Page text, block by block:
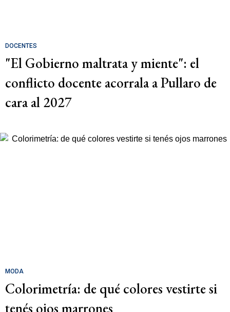
DOCENTES
"El Gobierno maltrata y miente": el
conflicto docente acorrala a Pullaro de
cara al 2027
MODA
Colorimetría: de qué colores vestirte si
tenés ojos marrones